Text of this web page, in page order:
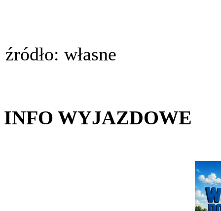
źródło: własne
INFO WYJAZDOWE